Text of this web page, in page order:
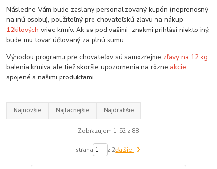
Následne Vám bude zaslaný personalizovaný kupón (neprenosný
na inú osobu), použiteľný pre chovateľskú zľavu na nákup
12kilových vriec krmív. Ak sa pod vašimi znakmi prihlási niekto iný,
bude mu tovar účtovaný za plnú sumu.
Výhodou programu pre chovateľov sú samozrejme zľavy na 12 kg
balenia krmiva ale tiež skoršie upozornenia na rôzne akcie
spojené s našimi produktami.
Najnovšie Najlacnejšie Najdrahšie
Zobrazujem 1-52 z 88
strana z 2ďalšie